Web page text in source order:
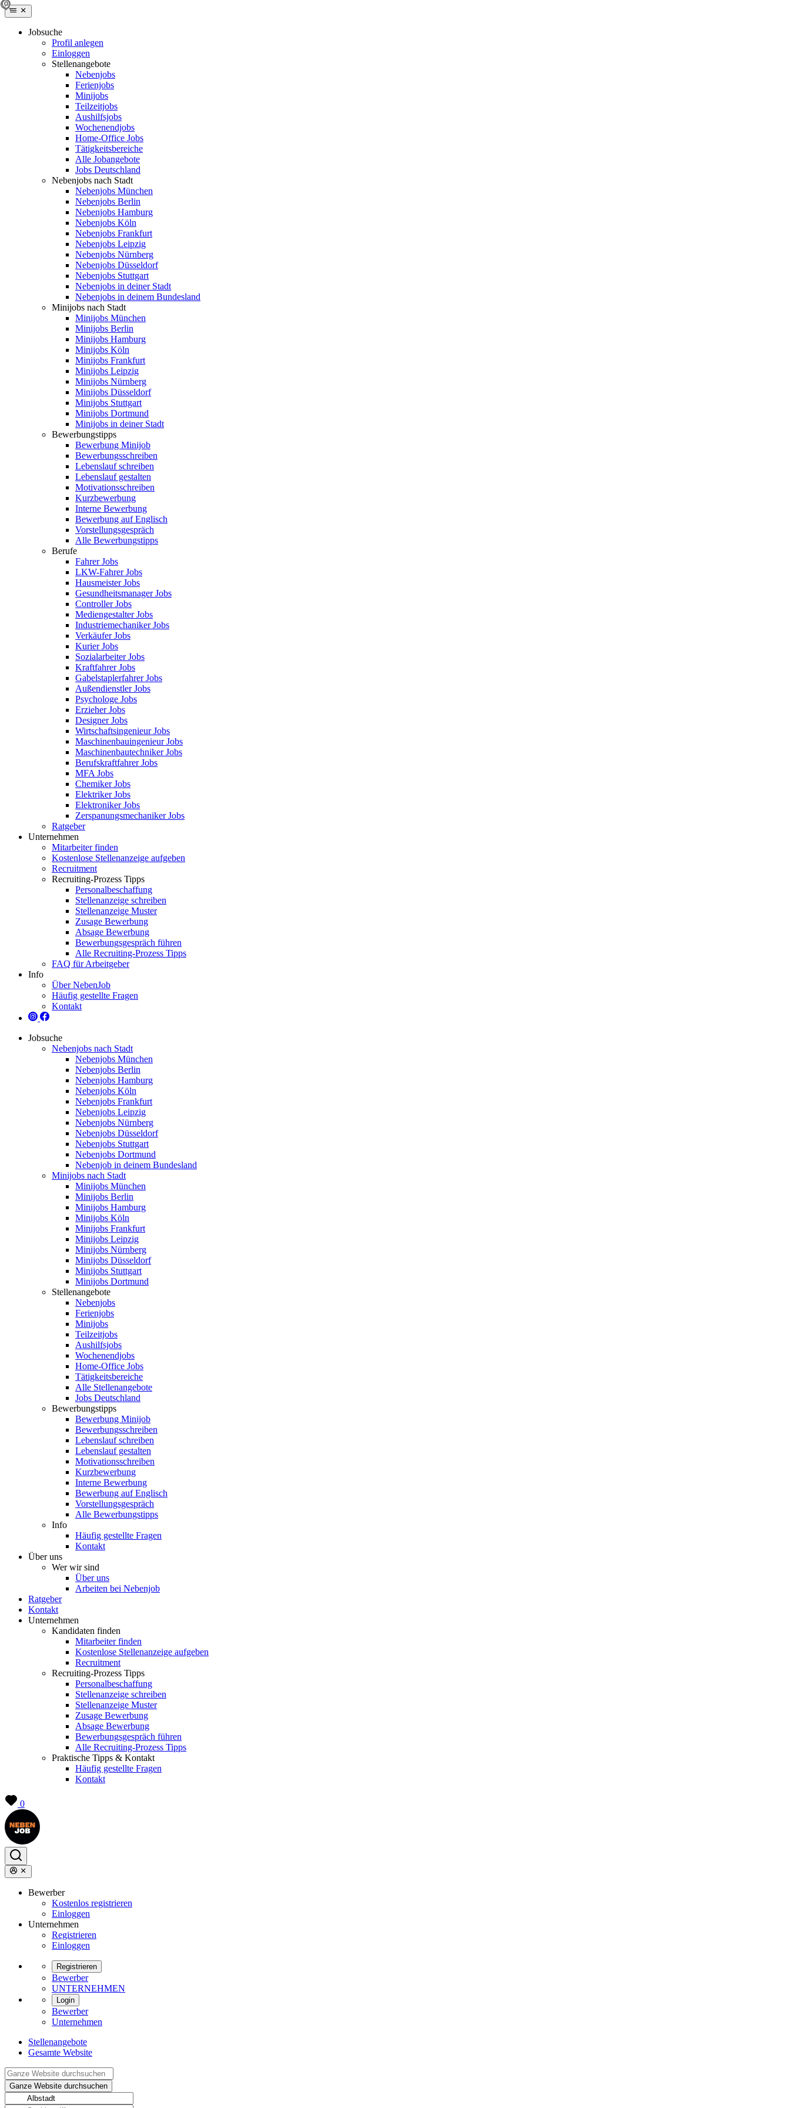
Jobsuche
Profil anlegen
Einloggen
Stellenangebote
Nebenjobs
Ferienjobs
Minijobs
Teilzeitjobs
Aushilfsjobs
Wochenendjobs
Home-Office Jobs
Tätigkeitsbereiche
Alle Jobangebote
Jobs Deutschland
Nebenjobs nach Stadt
Nebenjobs München
Nebenjobs Berlin
Nebenjobs Hamburg
Nebenjobs Köln
Nebenjobs Frankfurt
Nebenjobs Leipzig
Nebenjobs Nürnberg
Nebenjobs Düsseldorf
Nebenjobs Stuttgart
Nebenjobs in deiner Stadt
Nebenjobs in deinem Bundesland
Minijobs nach Stadt
Minijobs München
Minijobs Berlin
Minijobs Hamburg
Minijobs Köln
Minijobs Frankfurt
Minijobs Leipzig
Minijobs Nürnberg
Minijobs Düsseldorf
Minijobs Stuttgart
Minijobs Dortmund
Minijobs in deiner Stadt
Bewerbungstipps
Bewerbung Minijob
Bewerbungsschreiben
Lebenslauf schreiben
Lebenslauf gestalten
Motivationsschreiben
Kurzbewerbung
Interne Bewerbung
Bewerbung auf Englisch
Vorstellungsgespräch
Alle Bewerbungstipps
Berufe
Fahrer Jobs
LKW-Fahrer Jobs
Hausmeister Jobs
Gesundheitsmanager Jobs
Controller Jobs
Mediengestalter Jobs
Industriemechaniker Jobs
Verkäufer Jobs
Kurier Jobs
Sozialarbeiter Jobs
Kraftfahrer Jobs
Gabelstaplerfahrer Jobs
Außendienstler Jobs
Psychologe Jobs
Erzieher Jobs
Designer Jobs
Wirtschaftsingenieur Jobs
Maschinenbauingenieur Jobs
Maschinenbautechniker Jobs
Berufskraftfahrer Jobs
MFA Jobs
Chemiker Jobs
Elektriker Jobs
Elektroniker Jobs
Zerspanungsmechaniker Jobs
Ratgeber
Unternehmen
Mitarbeiter finden
Kostenlose Stellenanzeige aufgeben
Recruitment
Recruiting-Prozess Tipps
Personalbeschaffung
Stellenanzeige schreiben
Stellenanzeige Muster
Zusage Bewerbung
Absage Bewerbung
Bewerbungsgespräch führen
Alle Recruiting-Prozess Tipps
FAQ für Arbeitgeber
Info
Über NebenJob
Häufig gestellte Fragen
Kontakt
Jobsuche
Nebenjobs nach Stadt
Nebenjobs München
Nebenjobs Berlin
Nebenjobs Hamburg
Nebenjobs Köln
Nebenjobs Frankfurt
Nebenjobs Leipzig
Nebenjobs Nürnberg
Nebenjobs Düsseldorf
Nebenjobs Stuttgart
Nebenjobs Dortmund
Nebenjob in deinem Bundesland
Minijobs nach Stadt
Minijobs München
Minijobs Berlin
Minijobs Hamburg
Minijobs Köln
Minijobs Frankfurt
Minijobs Leipzig
Minijobs Nürnberg
Minijobs Düsseldorf
Minijobs Stuttgart
Minijobs Dortmund
Stellenangebote
Nebenjobs
Ferienjobs
Minijobs
Teilzeitjobs
Aushilfsjobs
Wochenendjobs
Home-Office Jobs
Tätigkeitsbereiche
Alle Stellenangebote
Jobs Deutschland
Bewerbungstipps
Bewerbung Minijob
Bewerbungsschreiben
Lebenslauf schreiben
Lebenslauf gestalten
Motivationsschreiben
Kurzbewerbung
Interne Bewerbung
Bewerbung auf Englisch
Vorstellungsgespräch
Alle Bewerbungstipps
Info
Häufig gestellte Fragen
Kontakt
Über uns
Wer wir sind
Über uns
Arbeiten bei Nebenjob
Ratgeber
Kontakt
Unternehmen
Kandidaten finden
Mitarbeiter finden
Kostenlose Stellenanzeige aufgeben
Recruitment
Recruiting-Prozess Tipps
Personalbeschaffung
Stellenanzeige schreiben
Stellenanzeige Muster
Zusage Bewerbung
Absage Bewerbung
Bewerbungsgespräch führen
Alle Recruiting-Prozess Tipps
Praktische Tipps & Kontakt
Häufig gestellte Fragen
Kontakt
0
Bewerber
Kostenlos registrieren
Einloggen
Unternehmen
Registrieren
Einloggen
Registrieren
Bewerber
UNTERNEHMEN
Login
Bewerber
Unternehmen
Stellenangebote
Gesamte Website